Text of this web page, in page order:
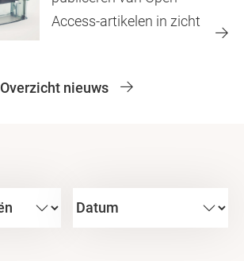
Access-artikelen in zicht
Overzicht nieuws